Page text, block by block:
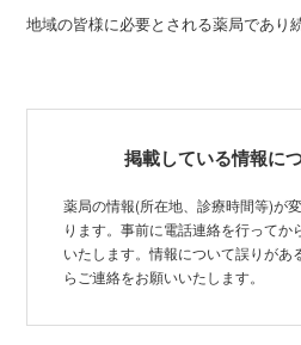
地域の皆様に必要とされる薬局であり
掲載している情報に
薬局の情報(所在地、診療時間等)が
ります。事前に電話連絡を行ってか
いたします。情報について誤りがあ
らご連絡をお願いいたします。